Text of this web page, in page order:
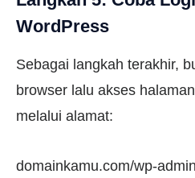
WordPress
Sebagai langkah terakhir,
browser lalu akses
melalui alamat:
domainkamu.com/wp-admin